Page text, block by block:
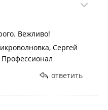
Вежливо!
Сергей
ответить